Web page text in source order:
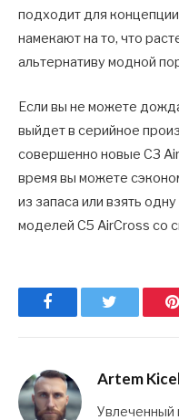
подходит для
намекают на то, что
альтернативу модной
Если вы не можете
выйдет в серийное
совершенно новые C3
время вы можете
из запаса или взять
моделей C5 AirCross со
Facebook
Artem
Увлеченный